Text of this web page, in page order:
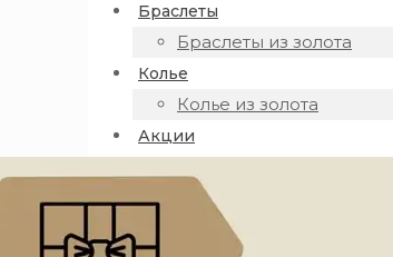
Браслеты
Браслеты из золота
Колье
Колье из золота
Акции